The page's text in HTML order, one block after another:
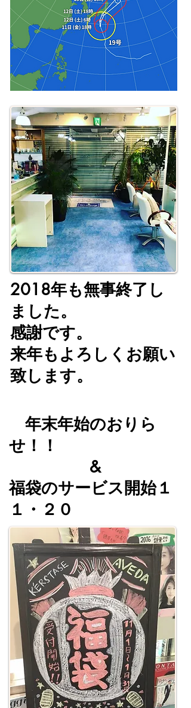
2018年も無事終了し
ました。
感謝です。
来年もよろしくお願い
致します。
年末年始のおりら
せ！！
&
福袋のサービス開始１
１・２０